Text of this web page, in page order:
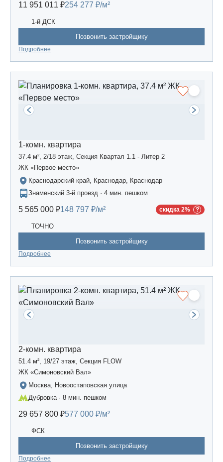
11 951 011 ₽254 277 ₽/м²
1-й ДСК
Позвонить застройщику
Подробнее
1-комн. квартира
37.4 м², 2/18 этаж, Секция Квартал 1.1 - Литер 2
ЖК «Первое место»
Краснодарский край, Краснодар, Краснодар
Знаменский 3-й проезд · 4 мин. пешком
5 565 000 ₽148 797 ₽/м² скидка 2%
ТОЧНО
Позвонить застройщику
Подробнее
2-комн. квартира
51.4 м², 19/27 этаж, Секция FLOW
ЖК «Симоновский Вал»
Москва, Новоостаповская улица
Дубровка · 8 мин. пешком
29 657 800 ₽577 000 ₽/м²
ФСК
Позвонить застройщику
Подробнее